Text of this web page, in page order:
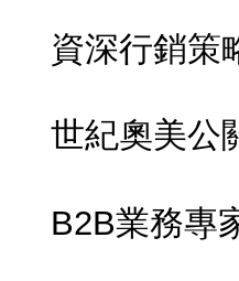
資深行銷策
世紀奧美公關
B2B業務專